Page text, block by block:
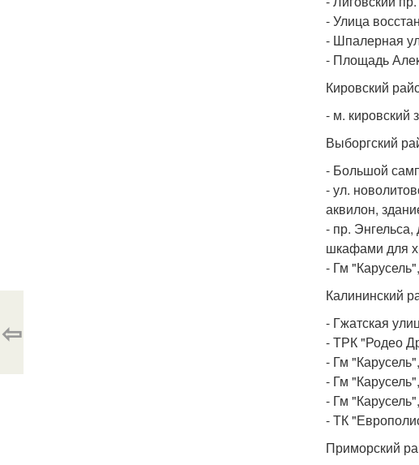
- Улица
- Шпалерная
- Площадь
Кировский
- м. кировский
Выборгский
- Большой
- ул.
аквилон,
- пр.
шкафами для
- Гм
Калининский
- Гжатская
- ТРК "Родео
- Гм
- Гм
- Гм
- ТК
Приморский
⇦